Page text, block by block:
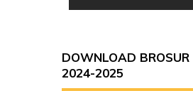
DOWNLOAD BROSUR
2024-2025